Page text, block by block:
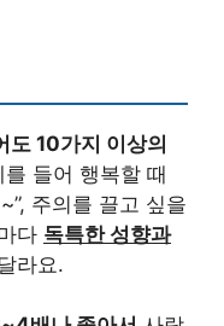
도 10가지 이상의
들어 행복할 때
주의를 끌고 싶을
다 독특한 성향과
라요.